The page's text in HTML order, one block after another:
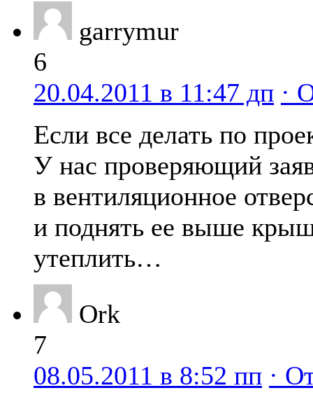
garrymur
6
20.04.2011 в 11:47 дп ·
Если все делать по
У нас проверяющий
в вентиляционное
и поднять ее выше
утеплить…
Ork
7
08.05.2011 в 8:52 пп ·